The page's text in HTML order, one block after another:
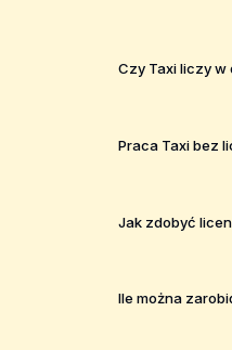
Czy Taxi liczy w
Praca Taxi bez
Jak zdobyć
Ile można